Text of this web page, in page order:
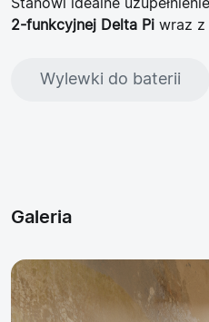
Stanowi idealne uzupełnienie
2-funkcyjnej Delta Pi wraz z
Wylewki do baterii
Galeria